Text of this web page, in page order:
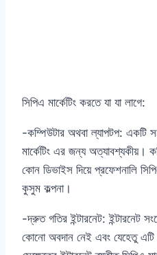
সিপিএ মার্কেটিং করতে যা যা লাগে:
-কম্পিউটার অথবা ল্যাপটপ: একটি
মার্কেটিং এর জন্য অত্যাবশ্যকীয়।
কোন ডিভাইস দিয়ে প্রফেশনালি
কুসুম কল্পনা।
-দ্রুত গতির ইন্টারনেট: ইন্টারনেট
কোনো অবদান নেই এবং যেহেতু